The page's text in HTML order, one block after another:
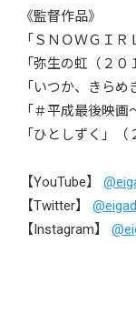
《監督作品》
「ＳＮＯＷＧＩＲ
「弥生の虹（２０
「いつか、きらめ
「＃平成最後映画
「ひとしずく」（
【YouTube】
【Twitter】
【Instagram】